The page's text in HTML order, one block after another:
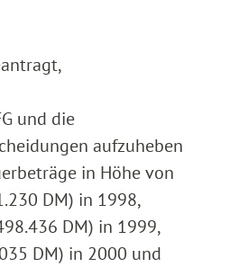
und die
aufzuheben
in Höhe von
DM) in 1998,
DM) in 1999,
DM) in 2000 und